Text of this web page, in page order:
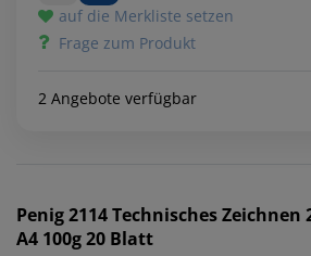
auf die Merkliste setzen
Frage zum Produkt
2 Angebote verfügbar
Penig2114 Technisches Zeichnen
A4 100g 20 Blatt